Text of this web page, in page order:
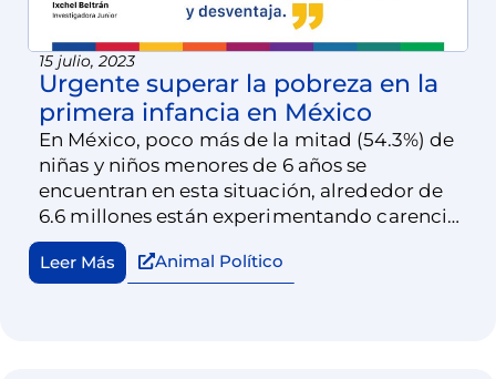
15 julio, 2023
Urgente superar la pobreza en la
primera infancia en México
En México, poco más de la mitad (54.3%) de
niñas y niños menores de 6 años se
encuentran en esta situación, alrededor de
6.6 millones están experimentando carencias
en aspectos fundamentales de sus vidas.
Leer Más Animal Político